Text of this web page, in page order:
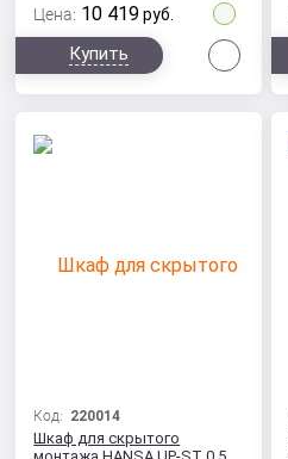
Цена: 10 419 руб.
Купить
Код: 220014
Шкаф для скрытого